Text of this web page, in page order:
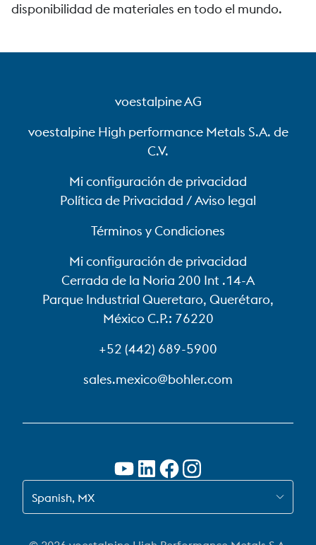
disponibilidad de materiales en todo el mundo.
voestalpine AG
voestalpine High performance Metals S.A. de
C.V.
Mi configuración de privacidad
Política de Privacidad / Aviso legal
Términos y Condiciones
Mi configuración de privacidad
Cerrada de la Noria 200 Int .14-A
Parque Industrial Queretaro, Querétaro,
México C.P.: 76220
+52 (442) 689-5900
sales.mexico@bohler.com
CAMBIAR A ES-MX
Spanish, MX